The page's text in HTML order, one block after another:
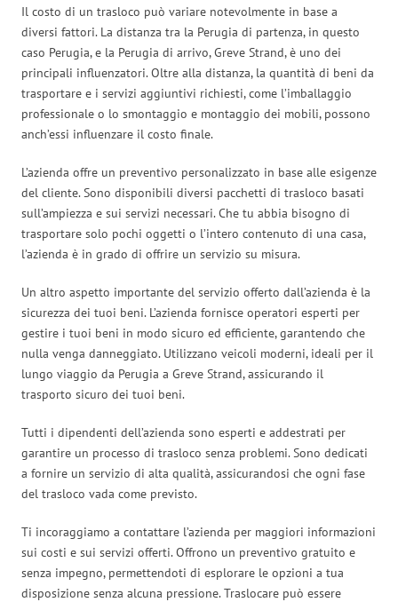
Il costo di un trasloco può variare notevolmente in base a
diversi fattori. La distanza tra la Perugia di partenza, in questo
caso Perugia, e la Perugia di arrivo, Greve Strand, è uno dei
principali influenzatori. Oltre alla distanza, la quantità di beni da
trasportare e i servizi aggiuntivi richiesti, come l’imballaggio
professionale o lo smontaggio e montaggio dei mobili, possono
anch’essi influenzare il costo finale.
L’azienda offre un preventivo personalizzato in base alle esigenze
del cliente. Sono disponibili diversi pacchetti di trasloco basati
sull’ampiezza e sui servizi necessari. Che tu abbia bisogno di
trasportare solo pochi oggetti o l’intero contenuto di una casa,
l’azienda è in grado di offrire un servizio su misura.
Un altro aspetto importante del servizio offerto dall’azienda è la
sicurezza dei tuoi beni. L’azienda fornisce operatori esperti per
gestire i tuoi beni in modo sicuro ed efficiente, garantendo che
nulla venga danneggiato. Utilizzano veicoli moderni, ideali per il
lungo viaggio da Perugia a Greve Strand, assicurando il
trasporto sicuro dei tuoi beni.
Tutti i dipendenti dell’azienda sono esperti e addestrati per
garantire un processo di trasloco senza problemi. Sono dedicati
a fornire un servizio di alta qualità, assicurandosi che ogni fase
del trasloco vada come previsto.
Ti incoraggiamo a contattare l’azienda per maggiori informazioni
sui costi e sui servizi offerti. Offrono un preventivo gratuito e
senza impegno, permettendoti di esplorare le opzioni a tua
disposizione senza alcuna pressione. Traslocare può essere